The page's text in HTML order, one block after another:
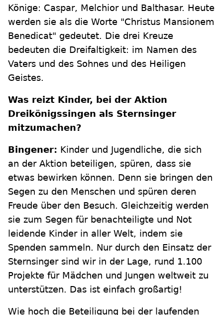
Könige: Caspar, Melchior und Balthasar. Heute
werden sie als die Worte "Christus Mansionem
Benedicat" gedeutet. Die drei Kreuze
bedeuten die Dreifaltigkeit: im Namen des
Vaters und des Sohnes und des Heiligen
Geistes.
Was reizt Kinder, bei der Aktion
Dreikönigssingen als Sternsinger
mitzumachen?
Bingener: Kinder und Jugendliche, die sich
an der Aktion beteiligen, spüren, dass sie
etwas bewirken können. Denn sie bringen den
Segen zu den Menschen und spüren deren
Freude über den Besuch. Gleichzeitig werden
sie zum Segen für benachteiligte und Not
leidende Kinder in aller Welt, indem sie
Spenden sammeln. Nur durch den Einsatz der
Sternsinger sind wir in der Lage, rund 1.100
Projekte für Mädchen und Jungen weltweit zu
unterstützen. Das ist einfach großartig!
Wie hoch die Beteiligung bei der laufenden